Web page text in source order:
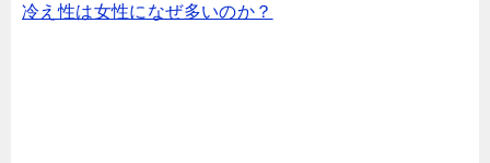
冷え性は女性になぜ多いのか？